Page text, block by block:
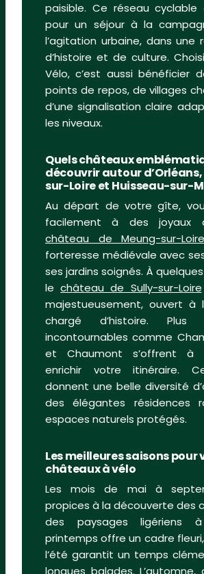
paisible. Ce réseau
pour un séjour à la
l’agitation urbaine, dans une
d’histoire et de culture.
Vélo, c’est aussi bénéficier
points de repos, de villages
d’une signalisation claire
les niveaux.
Quels châteaux
découvrir autour
sur-Loire et Huisseau-sur-
Au départ de votre gîte,
facilement à des joyaux
château de Meung-sur-
forteresse médiévale avec
ses jardins soignés. À
lechâteau de Sully-sur-Loire
majestueusement, ouvert à
chargé d’histoire. Plus
incontournables comme
et Chaumont s’offrent à
enrichir votre itinéraire.
donnent une belle diversité
des élégantes résidences
espaces naturels protégés.
Les meilleures saisons pour
châteaux à vélo
Les mois de mai à
propices à la découverte des
des paysages ligériens
printemps offre un cadre
l’été garantit un temps
longues balades.